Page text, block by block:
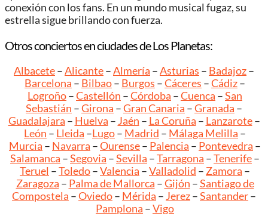
conexión con los fans. En un mundo musical fugaz, su
estrella sigue brillando con fuerza.
Otros conciertos en ciudades de Los Planetas:
Albacete–Alicante–Almería –Asturias – Badajoz–
Barcelona – Bilbao– Burgos –Cáceres –Cádiz–
Logroño–Castellón –Córdoba –Cuenca –San
Sebastián –Girona –Gran Canaria –Granada –
Guadalajara – Huelva –Jaén – La Coruña – Lanzarote–
León – Lleida –Lugo– Madrid – Málaga Melilla –
Murcia – Navarra –Ourense– Palencia – Pontevedra –
Salamanca –Segovia –Sevilla –Tarragona –Tenerife–
Teruel –Toledo–Valencia –Valladolid –Zamora –
Zaragoza – Palma de Mallorca –Gijón –Santiago de
Compostela –Oviedo– Mérida –Jerez–Santander–
Pamplona –Vigo